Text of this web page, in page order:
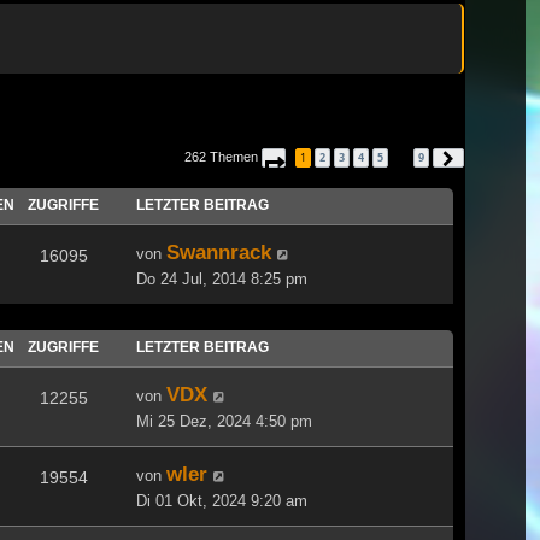
262 Themen Seite von
1 2 3 4 5 9
ZUGRIFFE LETZTER BEITRAG
16095 von Swannrack
Do 24 Jul, 2014 8:25 pm
ZUGRIFFE LETZTER BEITRAG
12255 von VDX
Mi 25 Dez, 2024 4:50 pm
19554 von wler
Di 01 Okt, 2024 9:20 am